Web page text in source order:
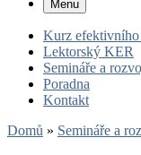
Menu
Kurz
Lektorský KER
Semináře a
Poradna
Kontakt
Domů » Semináře a